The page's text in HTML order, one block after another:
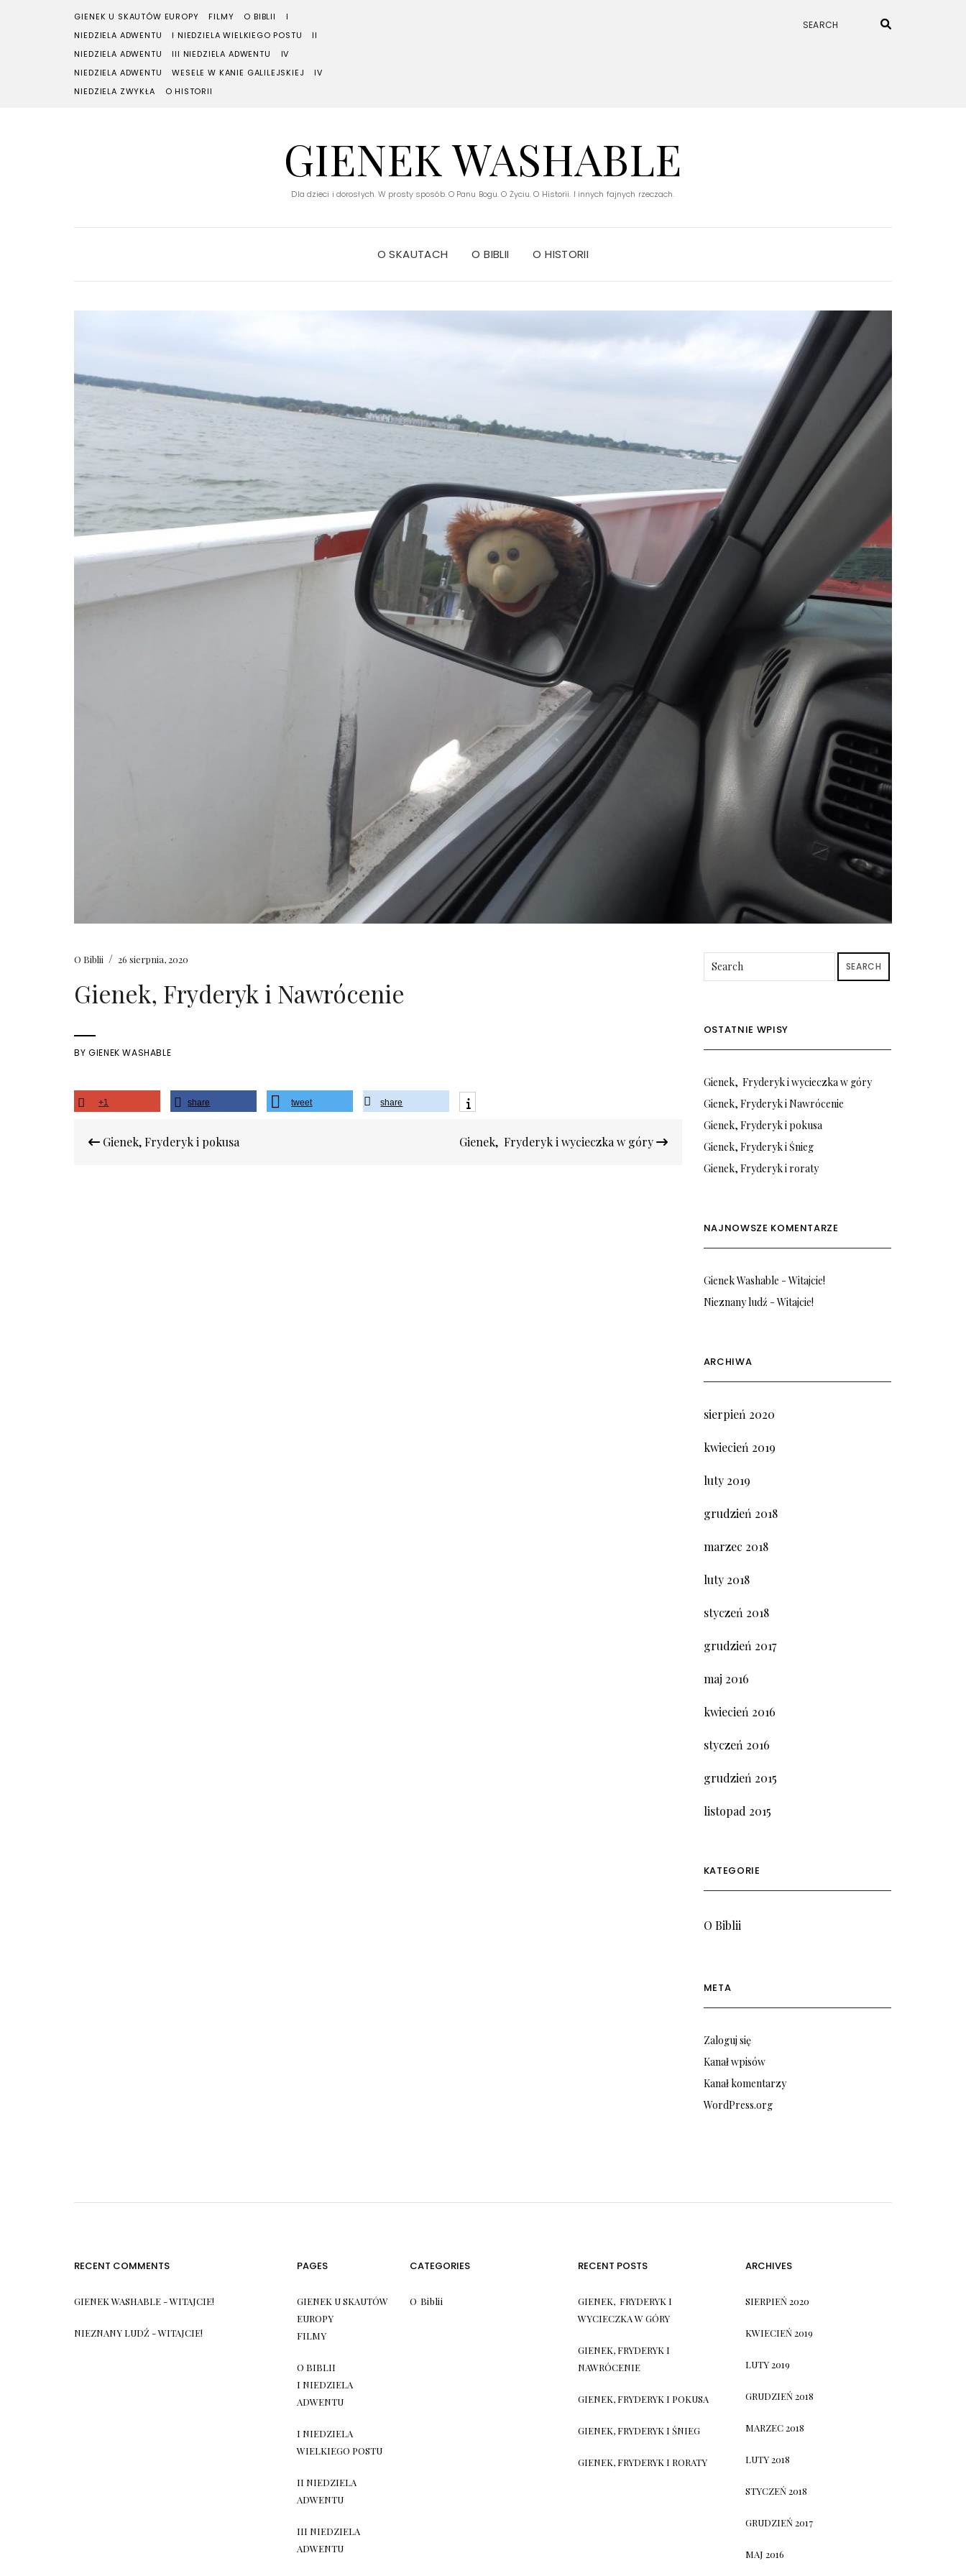
GIENEK U SKAUTÓW EUROPY FILMY O BIBLII
I
NIEDZIELA ADWENTU
I NIEDZIELA WIELKIEGO POSTU
II
NIEDZIELA ADWENTU
III NIEDZIELA ADWENTU
IV
NIEDZIELA ADWENTU
WESELE W KANIE GALILEJSKIEJ
IV
NIEDZIELA ZWYKŁA
O HISTORII
GIENEK WASHABLE
Dla dzieci i dorosłych. W prosty sposób. O Panu Bogu. O Życiu. O Historii. I innych fajnych rzeczach.
O SKAUTACH O BIBLII O HISTORII
O Biblii / 26 sierpnia, 2020
Gienek, Fryderyk i Nawrócenie
BYGIENEK WASHABLE
+1 share tweet share
wpisuGienek, Fryderyk i pokusa Gienek, Fryderyk i wycieczka w góry
SEARCH
OSTATNIE WPISY
Gienek, Fryderyk i wycieczka w góry
Gienek, Fryderyk i Nawrócenie
Gienek, Fryderyk i pokusa
Gienek, Fryderyk i Śnieg
Gienek, Fryderyk i roraty
NAJNOWSZE KOMENTARZE
Gienek Washable -Witajcie!
Nieznany ludź -Witajcie!
ARCHIWA
sierpień 2020
kwiecień 2019
luty 2019
grudzień 2018
marzec 2018
luty 2018
styczeń 2018
grudzień 2017
maj 2016
kwiecień 2016
styczeń 2016
grudzień 2015
listopad 2015
KATEGORIE
O Biblii
META
Zaloguj się
Kanał wpisów
Kanał komentarzy
WordPress.org
RECENT COMMENTS
GIENEK WASHABLE -WITAJCIE!
NIEZNANY LUDŹ -WITAJCIE!
PAGES
GIENEK U SKAUTÓW
EUROPY
FILMY
O BIBLII
I NIEDZIELA
ADWENTU
I NIEDZIELA
WIELKIEGO POSTU
II NIEDZIELA
ADWENTU
III NIEDZIELA
ADWENTU
CATEGORIES
O Biblii
RECENT POSTS
GIENEK, FRYDERYK I
WYCIECZKA W GÓRY
GIENEK, FRYDERYK I
NAWRÓCENIE
GIENEK, FRYDERYK I POKUSA
GIENEK, FRYDERYK I ŚNIEG
GIENEK, FRYDERYK I RORATY
ARCHIVES
SIERPIEŃ 2020
KWIECIEŃ 2019
LUTY 2019
GRUDZIEŃ 2018
MARZEC 2018
LUTY 2018
STYCZEŃ 2018
GRUDZIEŃ 2017
MAJ 2016